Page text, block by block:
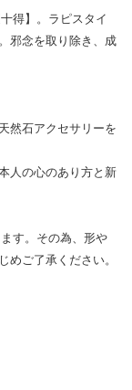
得】。ラピスタイ
邪念を取り除き、成
然石アクセサリーを
人の心のあり方と新
す。その為、形や
めご了承ください。